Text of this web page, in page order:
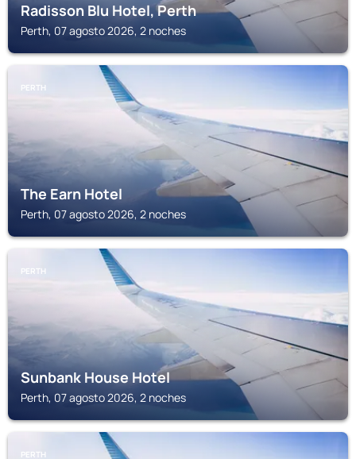
Radisson Blu Hotel, Perth
Perth, 07 agosto 2026, 2 noches
PERTH
The Earn Hotel
Perth, 07 agosto 2026, 2 noches
PERTH
Sunbank House Hotel
Perth, 07 agosto 2026, 2 noches
PERTH